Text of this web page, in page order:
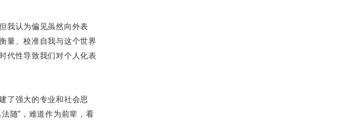
我认为偏见虽然向外表
量、校准自我与这个世界
代性导致我们对个人化表
了强大的专业和社会思
随”，难道作为前辈，看